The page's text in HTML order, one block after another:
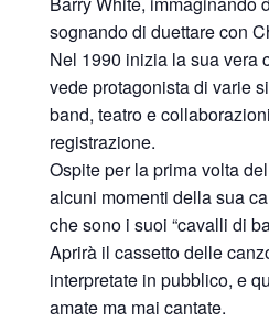
sognando di duettare con
Nel 1990 inizia la sua vera
vede protagonista di varie
band, teatro e
registrazione.
Ospite per la prima volta
alcuni momenti della sua
che sono i suoi “cavalli di
Aprirà il cassetto delle
interpretate in pubblico, e
amate ma mai cantate.